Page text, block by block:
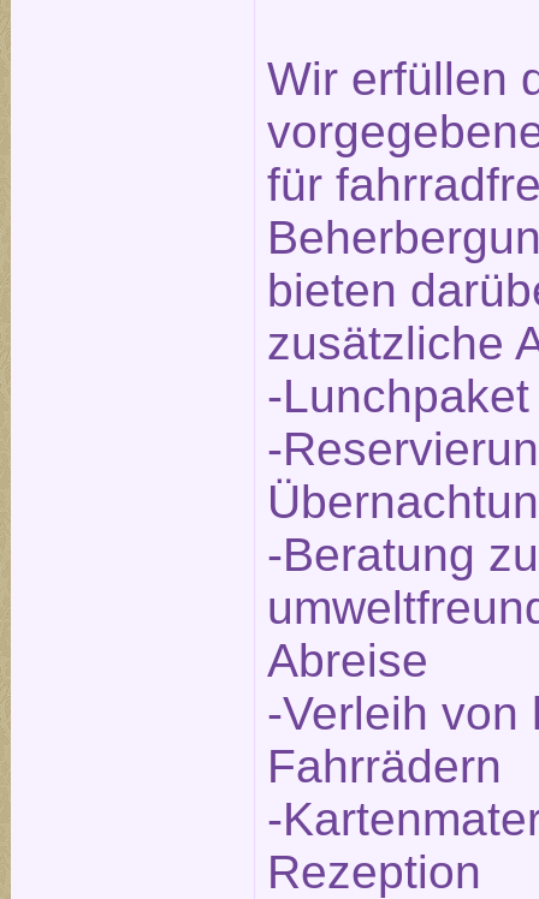
Wir erfüllen
für
bieten
zusätzliche
-
-
-Beratung
Abreise
-Verleih von
Fahrrädern
-
Rezeption